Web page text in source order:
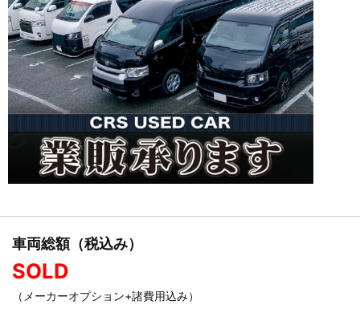
車両総額（税込み）
SOLD
（メーカーオプション+諸費用込み）